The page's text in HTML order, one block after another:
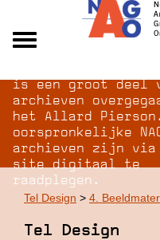
Over NAGO
Over WCI
Inloggen
is een groot deel
archieven
het Allard
oorspronkelijke
archieven zijn via
site digitaal te
raadplegen.
Tel Design > 4.
Tel Design